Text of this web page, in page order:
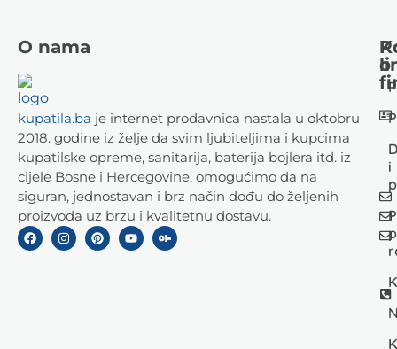
O nama
kupatila.ba je internet prodavnica nastala u oktobru
2018. godine iz želje da svim ljubiteljima i kupcima
kupatilske opreme, sanitarija, baterija bojlera itd. iz
cijele Bosne i Hercegovine, omogućimo da na
siguran, jednostavan i brz način dođu do željenih
proizvoda uz brzu i kvalitetnu dostavu.
i
o